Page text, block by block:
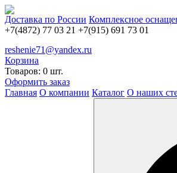
Доставка по России Комплексное
+7(4872) 77 03 21 +7(915) 691 73 01
reshenie71@yandex.ru
Корзина
Товаров: 0 шт.
Оформить заказ
Главная О компании Каталог О наших